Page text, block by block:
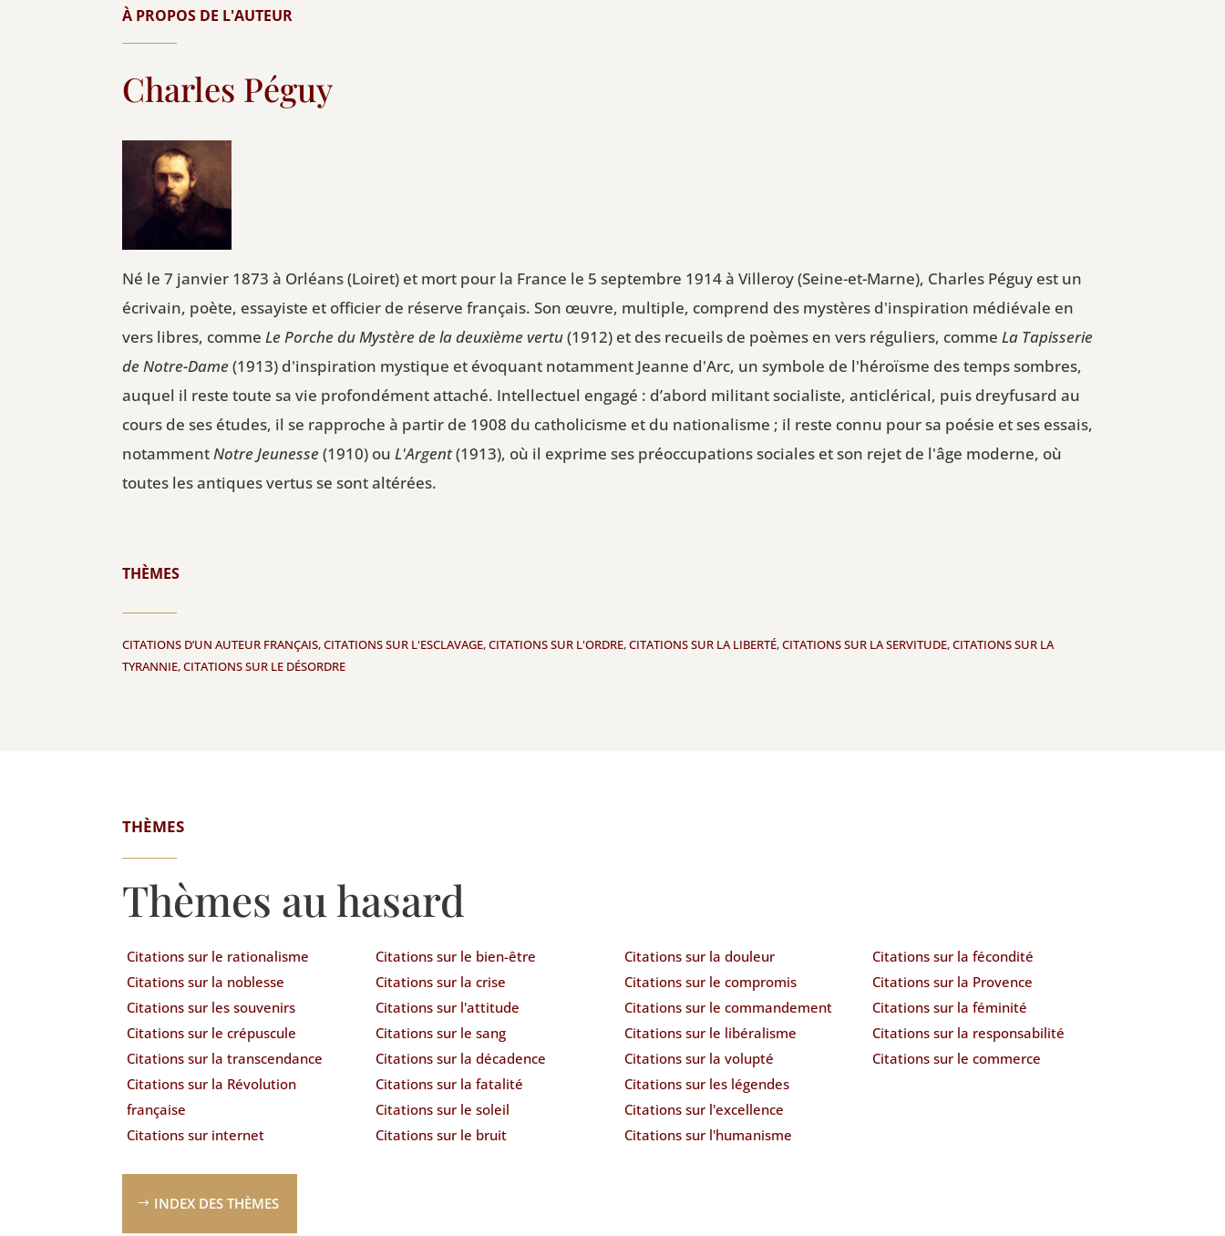
À PROPOS DE L'AUTEUR
Charles Péguy
Né le 7 janvier 1873 à Orléans (Loiret) et mort pour la France le 5 septembre 1914 à Villeroy (Seine-et-Marne), Charles Péguy est un
écrivain, poète, essayiste et officier de réserve français. Son œuvre, multiple, comprend des mystères d'inspiration médiévale en
vers libres, commeLe Porche du Mystère de la deuxième vertu(1912) et des recueils de poèmes en vers réguliers, commeLa Tapisserie
de Notre-Dame(1913) d'inspiration mystique et évoquant notamment Jeanne d'Arc, un symbole de l'héroïsme des temps sombres,
auquel il reste toute sa vie profondément attaché. Intellectuel engagé : d’abord militant socialiste, anticlérical, puis dreyfusard au
cours de ses études, il se rapproche à partir de 1908 du catholicisme et du nationalisme ; il reste connu pour sa poésie et ses essais,
notammentNotre Jeunesse(1910) ouL'Argent(1913), où il exprime ses préoccupations sociales et son rejet de l'âge moderne, où
toutes les antiques vertus se sont altérées.
THÈMES
CITATIONS D’UN AUTEUR FRANÇAIS,CITATIONS SUR L'ESCLAVAGE,CITATIONS SUR L'ORDRE,CITATIONS SUR LA LIBERTÉ,CITATIONS SUR LA SERVITUDE,CITATIONS SUR LA
TYRANNIE,CITATIONS SUR LE DÉSORDRE
THÈMES
Thèmes au hasard
Citations sur le rationalisme
Citations sur la noblesse
Citations sur les souvenirs
Citations sur le crépuscule
Citations sur la transcendance
Citations sur la Révolution
française
Citations sur internet
Citations sur le bien-être
Citations sur la crise
Citations sur l'attitude
Citations sur le sang
Citations sur la décadence
Citations sur la fatalité
Citations sur le soleil
Citations sur le bruit
Citations sur la douleur
Citations sur le compromis
Citations sur le commandement
Citations sur le libéralisme
Citations sur la volupté
Citations sur les légendes
Citations sur l'excellence
Citations sur l'humanisme
Citations sur la fécondité
Citations sur la Provence
Citations sur la féminité
Citations sur la responsabilité
Citations sur le commerce
INDEX DES THÈMES